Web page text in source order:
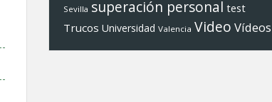
Sevilla superación personal test
Trucos Universidad Valencia Video Ví­deos